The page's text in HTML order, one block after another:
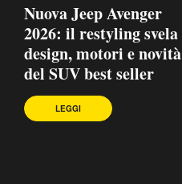
Nuova Jeep Avenger
2026: il restyling svela
design, motori e novità
del SUV best seller
LEGGI